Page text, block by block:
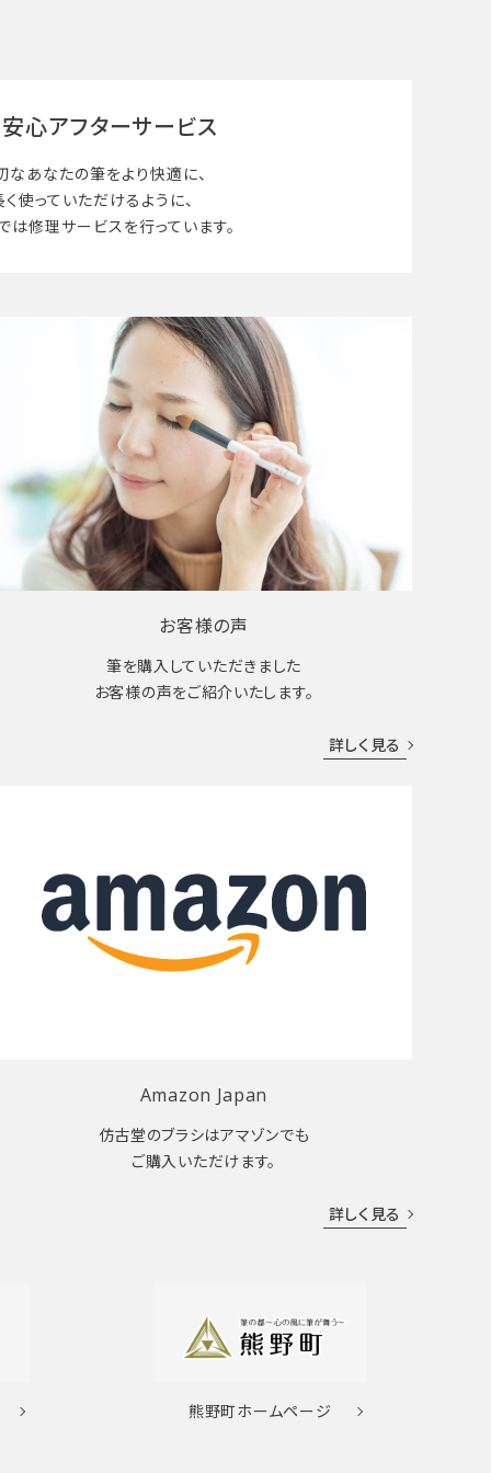
安心アフターサービス
なあなたの筆をより快適に、
く使って いただけるように、
は修理サービスを行っています。
お客様の声
筆を購入していただきました
お客様の声をご紹介いたします。
詳しく見る
Amazon Japan
仿古堂のブラシはアマゾンでも
ご購入いただけます。
詳しく見る
熊野町ホームページ